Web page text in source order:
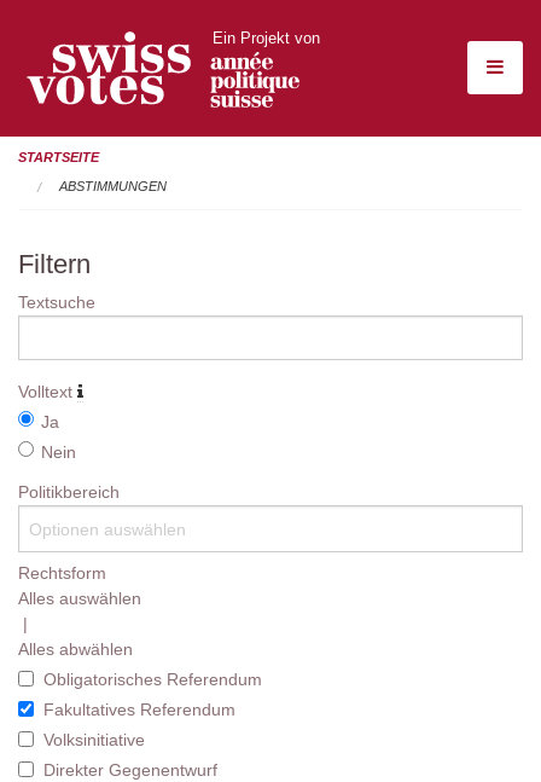
Ein Projekt von
STARTSEITE
ABSTIMMUNGEN
Filtern
Textsuche
Volltext
Ja
Nein
Politikbereich
Rechtsform
Alles auswählen
|
Alles abwählen
Obligatorisches Referendum
Fakultatives Referendum
Volksinitiative
Direkter Gegenentwurf